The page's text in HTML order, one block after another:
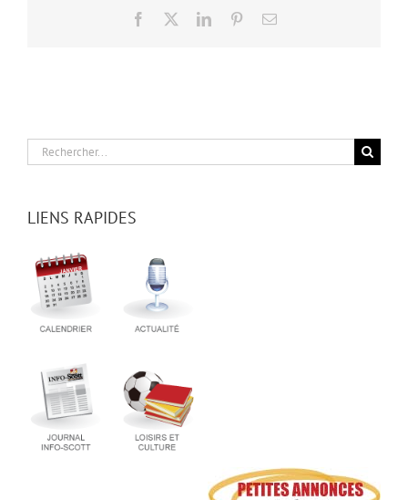
Facebook LinkedInPinterestEmail
Rechercher:
LIENS RAPIDES